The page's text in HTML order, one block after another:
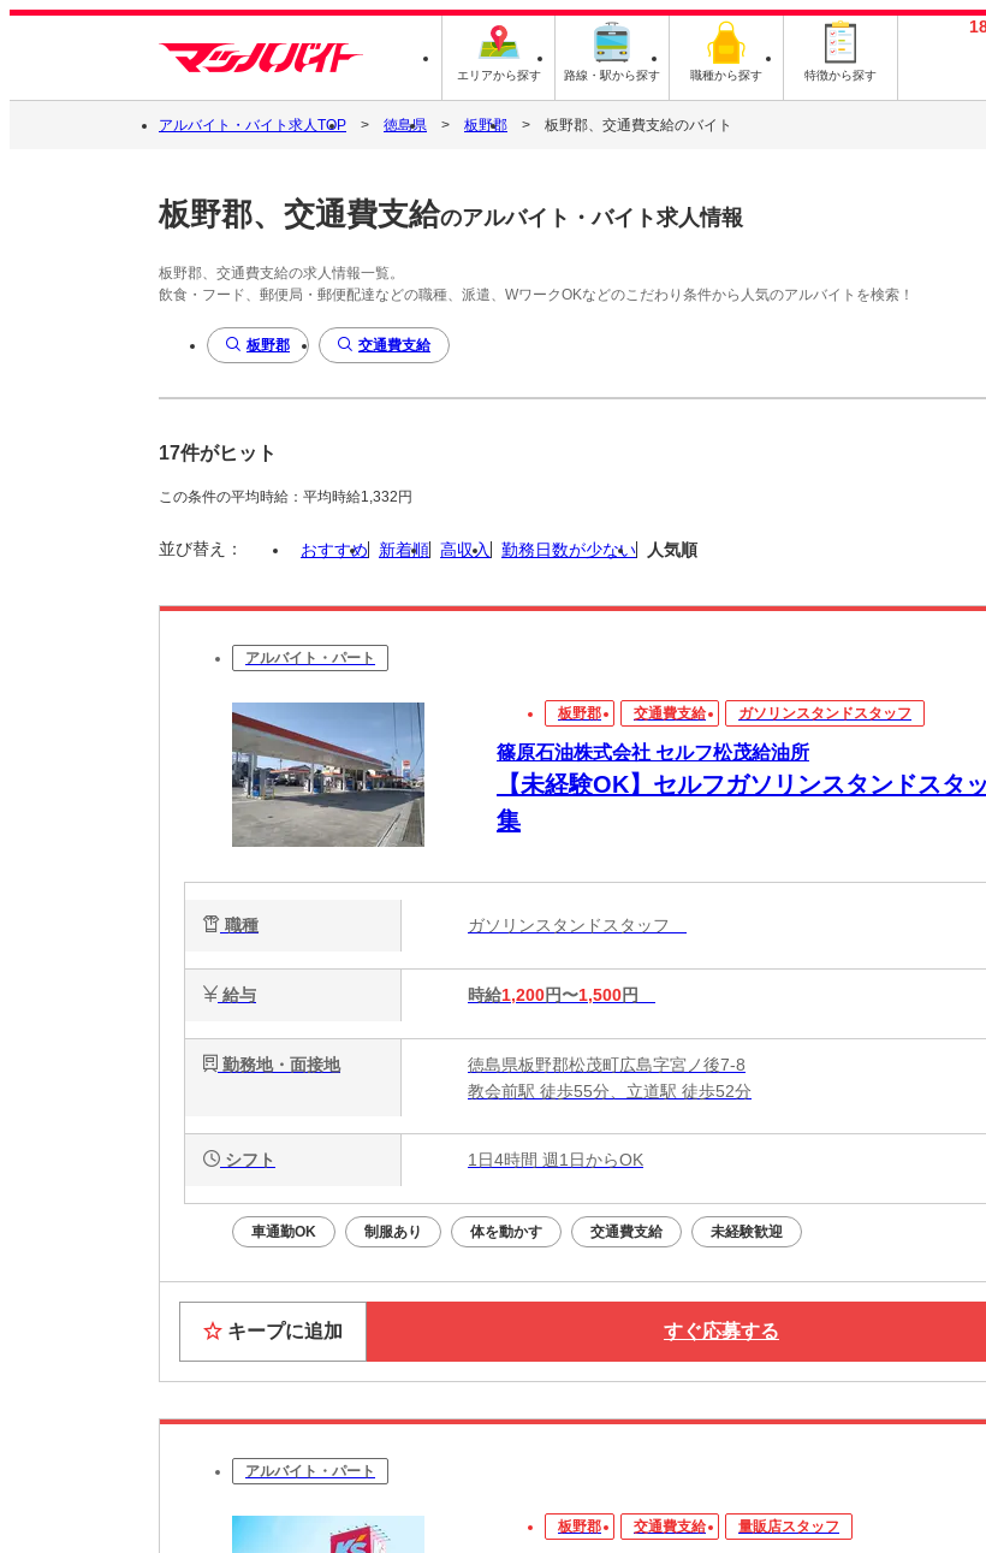
エリアから探す 路線・駅から探す 職種から探す 特徴から探す
アルバイト・バイト求人TOP 徳島県 板野郡 板野郡、交通費支給のバイト
板野郡、交通費支給のアルバイト・バイト求人情報
板野郡、交通費支給の求人情報一覧。
飲食・フード、郵便局・郵便配達などの職種、派遣、WワークOKなどのこだわり条件から人気のアルバイトを検索！
板野郡 交通費支給
17件がヒット
この条件の平均時給：平均時給1,332円
並び替え： おすすめ 新着順 高収入 勤務日数が少ない 人気順
アルバイト・パート
板野郡 交通費支給 ガソリンスタンドスタッフ
篠原石油株式会社 セルフ松茂給油所
【未経験OK】セルフガソリンスタンドスタ
集
職種 ガソリンスタンドスタッフ
給与 時給1,200円〜1,500円
勤務地・面接地
徳島県板野郡松茂町広島字宮ノ後7-8
教会前駅 徒歩55分、立道駅 徒歩52分
シフト 1日4時間 週1日からOK
車通勤OK 制服あり 体を動かす 交通費支給 未経験歓迎
キープに追加 すぐ応募する
アルバイト・パート
板野郡 交通費支給 量販店スタッフ